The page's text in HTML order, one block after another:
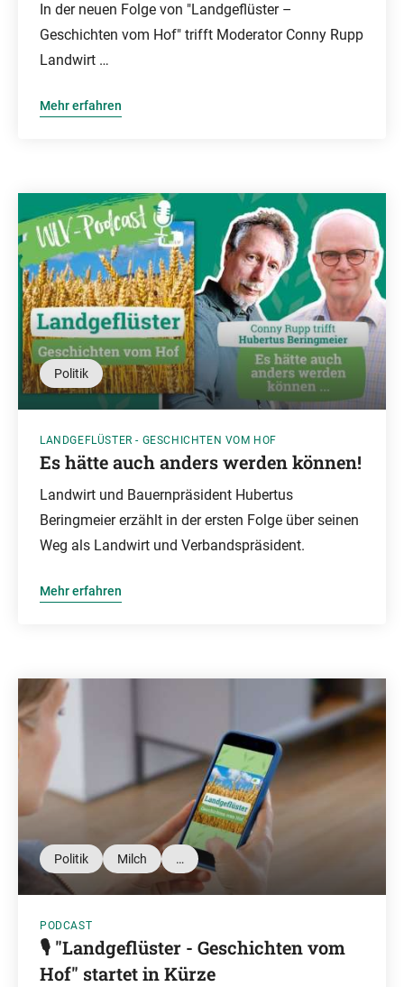
In der neuen Folge von "Landgeflüster –
Geschichten vom Hof" trifft Moderator Conny Rupp
Landwirt …
Mehr erfahren
Politik
LANDGEFLÜSTER - GESCHICHTEN VOM HOF
Es hätte auch anders werden können!
Landwirt und Bauernpräsident Hubertus
Beringmeier erzählt in der ersten Folge über seinen
Weg als Landwirt und Verbandspräsident.
Mehr erfahren
Politik Milch …
PODCAST
🎙️ "Landgeflüster - Geschichten vom
Hof" startet in Kürze